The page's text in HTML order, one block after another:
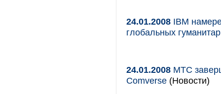
24.01.2008 IBM
глобальных
24.01.2008 МТС
Comverse (Новости)